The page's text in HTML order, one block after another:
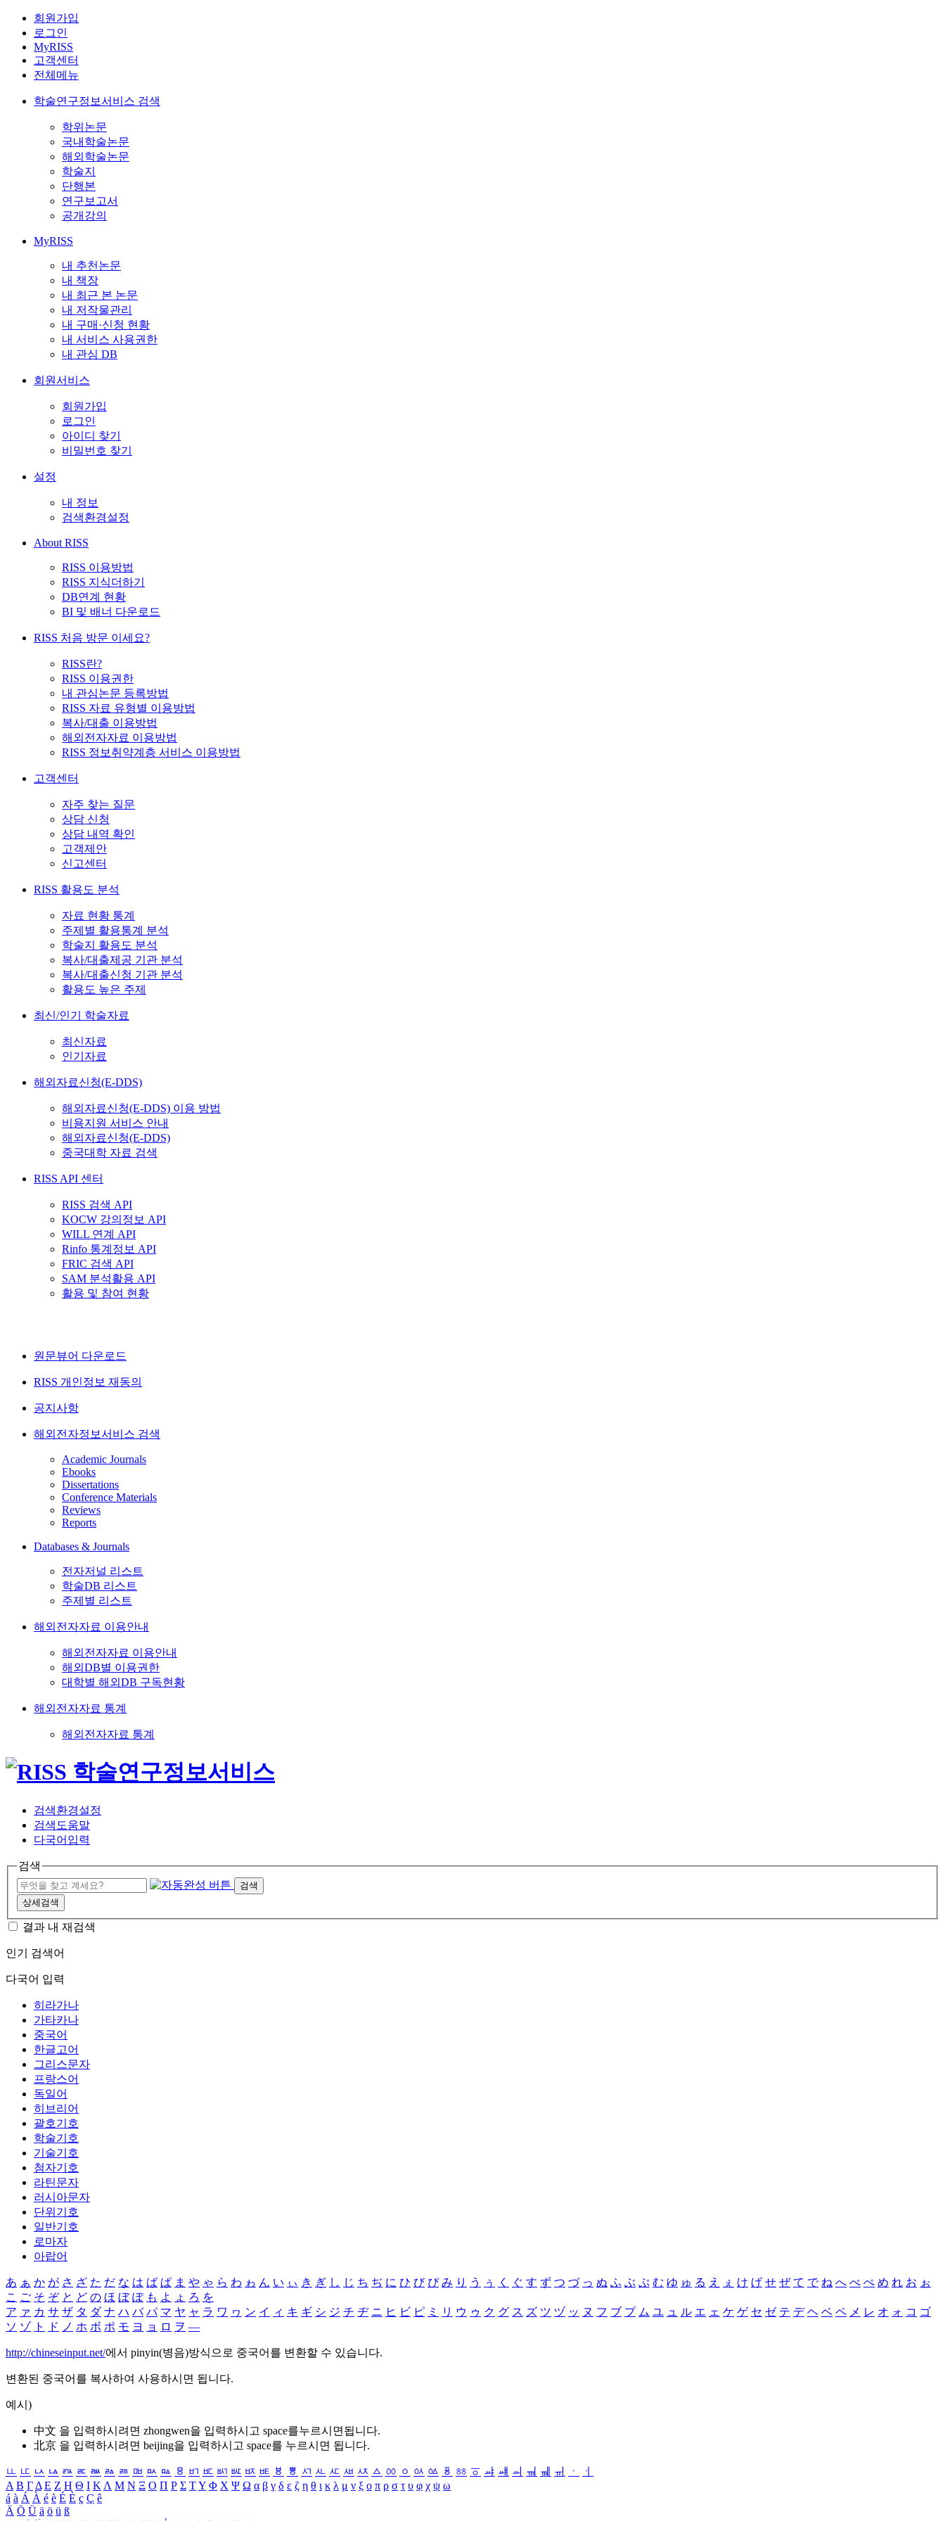
회원가입
로그인
MyRISS
고객센터
전체메뉴
학술연구정보서비스 검색
학위논문
국내학술논문
해외학술논문
학술지
단행본
연구보고서
공개강의
MyRISS
내 추천논문
내 책장
내 최근 본 논문
내 저작물관리
내 구매·신청 현황
내 서비스 사용권한
내 관심 DB
회원서비스
회원가입
로그인
아이디 찾기
비밀번호 찾기
설정
내 정보
검색환경설정
About RISS
RISS 이용방법
RISS 지식더하기
DB연계 현황
BI 및 배너 다운로드
RISS 처음 방문 이세요?
RISS란?
RISS 이용권한
내 관심논문 등록방법
RISS 자료 유형별 이용방법
복사/대출 이용방법
해외전자자료 이용방법
RISS 정보취약계층 서비스 이용방법
고객센터
자주 찾는 질문
상담 신청
상담 내역 확인
고객제안
신고센터
RISS 활용도 분석
자료 현황 통계
주제별 활용통계 분석
학술지 활용도 분석
복사/대출제공 기관 분석
복사/대출신청 기관 분석
활용도 높은 주제
최신/인기 학술자료
최신자료
인기자료
해외자료신청(E-DDS)
해외자료신청(E-DDS) 이용 방법
비용지원 서비스 안내
해외자료신청(E-DDS)
중국대학 자료 검색
RISS API 센터
RISS 검색 API
KOCW 강의정보 API
WILL 연계 API
Rinfo 통계정보 API
FRIC 검색 API
SAM 분석활용 API
활용 및 참여 현황
원문뷰어 다운로드
RISS 개인정보 재동의
공지사항
해외전자정보서비스 검색
Academic Journals
Ebooks
Dissertations
Conference Materials
Reviews
Reports
Databases & Journals
전자저널 리스트
학술DB 리스트
주제별 리스트
해외전자자료 이용안내
해외전자자료 이용안내
해외DB별 이용권한
대학별 해외DB 구독현황
해외전자자료 통계
해외전자자료 통계
검색환경설정
검색도움말
다국어입력
검색
검색
상세검색
결과 내 재검색
인기 검색어
다국어 입력
히라가나
가타카나
중국어
한글고어
그리스문자
프랑스어
독일어
히브리어
괄호기호
학술기호
기술기호
첨자기호
라틴문자
러시아문자
단위기호
일반기호
로마자
아랍어
あ ぁ か が さ ざ た だ な は ば ぱ ま や ゃ ら わ ゎ ん い ぃ き ぎ し じ ち ぢ に ひ び ぴ み り う ぅ く ぐ す ず つ づ っ ぬ ふ ぶ ぷ む ゆ ゅ る え ぇ け げ せ ぜ て で ね へ べ ぺ め れ お ぉ
こ ご そ ぞ と ど の ほ ぼ ぽ も よ ょ ろ を
ア ァ カ サ ザ タ ダ ナ ハ バ パ マ ヤ ャ ラ ワ ヮ ン イ ィ キ ギ シ ジ チ ヂ ニ ヒ ビ ピ ミ リ ウ ゥ ク グ ス ズ ツ ヅ ッ ヌ フ ブ プ ム ユ ュ ル エ ェ ケ ゲ セ ゼ テ デ ヘ ベ ペ メ レ オ ォ コ ゴ
ソ ゾ ト ド ノ ホ ボ ポ モ ヨ ョ ロ ヲ ―
http://chineseinput.net/에서 pinyin(병음)방식으로 중국어를 변환할 수 있습니다.
변환된 중국어를 복사하여 사용하시면 됩니다.
예시)
中文 을 입력하시려면 zhongwen을 입력하시고 space를누르시면됩니다.
北京 을 입력하시려면 beijing을 입력하시고 space를 누르시면 됩니다.
ㅥ ㅦ ㅧ ㅨ ㅩ ㅪ ㅫ ㅬ ㅭ ㅮ ㅯ ㅰ ㅱ ㅲ ㅳ ㅴ ㅵ ㅶ ㅷ ㅸ ㅹ ㅺ ㅻ ㅼ ㅽ ㅾ ㅿ ㆀ ㆁ ㆂ ㆃ ㆄ ㆅ ㆆ ㆇ ㆈ ㆉ ㆊ ㆋ ㆌ ㆍ
ㆎ
Α Β ΓΔ Ε Ζ Η Θ Ι ΚΛ Μ Ν Ξ Ο Π Ρ Σ ΤΥ Φ Χ Ψ Ω α β γ δ ε ζ η θ ι κ λ μ ν ξ ο π ρ σ τ υ φ χ ψ ω
á à Á À é è É È ç Ç ê
Ä Ö Ü ä ö ü ß